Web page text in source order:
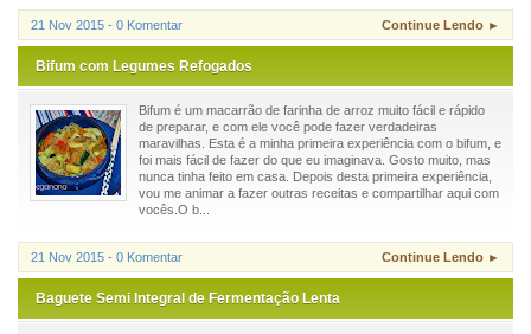
21 Nov 2015 - 0 Komentar Continue Lendo ►
Bifum com Legumes Refogados
Bifum é um macarrão de farinha de arroz muito fácil e rápido
de preparar, e com ele você pode fazer verdadeiras
maravilhas. Esta é a minha primeira experiência com o bifum, e
foi mais fácil de fazer do que eu imaginava. Gosto muito, mas
nunca tinha feito em casa. Depois desta primeira experiência,
vou me animar a fazer outras receitas e compartilhar aqui com
vocês.O b...
21 Nov 2015 - 0 Komentar Continue Lendo ►
Baguete Semi Integral de Fermentação Lenta